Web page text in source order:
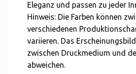
Eleganz und passen zu jeder
Hinweis: Die Farben können
verschiedenen
variieren. Das
zwischen Druckmedium und
abweichen.